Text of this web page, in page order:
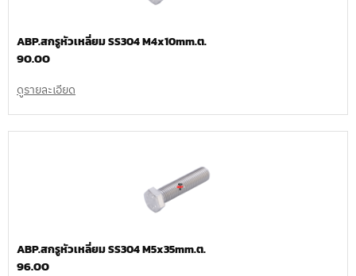
ABP.สกรูหัวเหลี่ยม SS304 M4x10mm.ต.
90.00
ดูรายละเอียด
ABP.สกรูหัวเหลี่ยม SS304 M5x35mm.ต.
96.00